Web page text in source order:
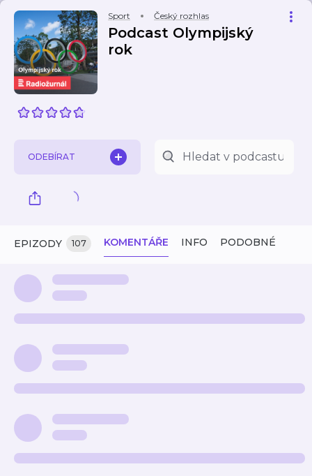
Sport Český rozhlas
Podcast Olympijský
rok
ODEBÍRAT
EPIZODY 107 KOMENTÁŘE INFO PODOBNÉ